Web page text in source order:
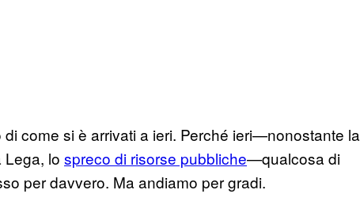
come si è arrivati a ieri. Perché ieri—nonostante la
Lega, lo spreco di risorse pubbliche—qualcosa di
per davvero. Ma andiamo per gradi.